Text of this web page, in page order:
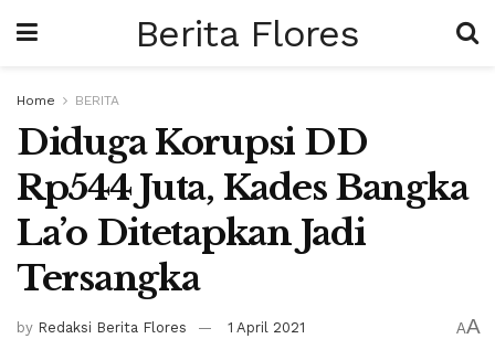
Berita Flores
Home BERITA
Diduga Korupsi DD
Rp544 Juta, Kades Bangka
La’o Ditetapkan Jadi
Tersangka
by Redaksi Berita Flores 1 April 2021 AA